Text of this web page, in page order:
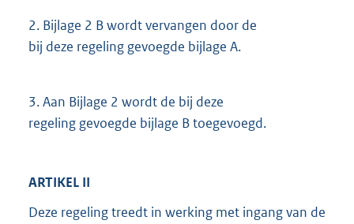
2. Bijlage 2 B wordt vervangen door de
bij deze regeling gevoegde bijlage A.
3.Aan Bijlage 2 wordt de bij deze
regeling gevoegde bijlage B toegevoegd.
ARTIKEL II
Deze regeling treedt in werking met ingang van de